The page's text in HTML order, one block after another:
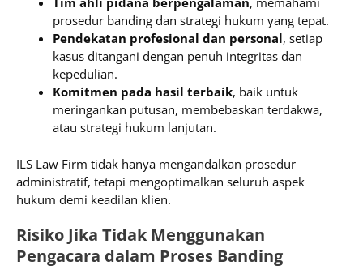
prosedur banding dan strategi hukum yang tepat.
Pendekatan profesional dan personal, setiap
kasus ditangani dengan penuh integritas dan
kepedulian.
Komitmen pada hasil terbaik, baik untuk
meringankan putusan, membebaskan terdakwa,
atau strategi hukum lanjutan.
ILS Law Firm tidak hanya mengandalkan prosedur
administratif, tetapi mengoptimalkan seluruh aspek
hukum demi keadilan klien.
Risiko Jika Tidak Menggunakan
Pengacara dalam Proses Banding